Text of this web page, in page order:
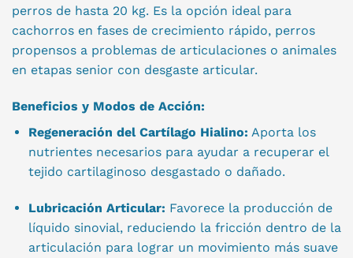
perros de hasta 20 kg. Es la opción ideal para
cachorros en fases de crecimiento rápido, perros
propensos a problemas de articulaciones o animales
en etapas senior con desgaste articular.
Beneficios y Modos de Acción:
Regeneración del Cartílago Hialino: Aporta los
nutrientes necesarios para ayudar a recuperar el
tejido cartilaginoso desgastado o dañado.
Lubricación Articular: Favorece la producción de
líquido sinovial, reduciendo la fricción dentro de la
articulación para lograr un movimiento más suave